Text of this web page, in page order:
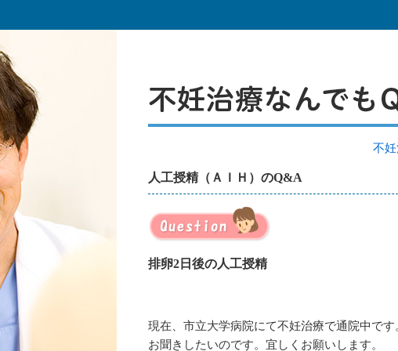
不
人工授精（ＡＩＨ）のQ&A
排卵2日後の人工授精
現在、市立大学病院にて不妊治療で通院中で
お聞きしたいのです。宜しくお願いします。